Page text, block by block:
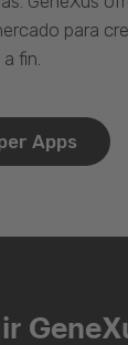
para
fin.
Apps